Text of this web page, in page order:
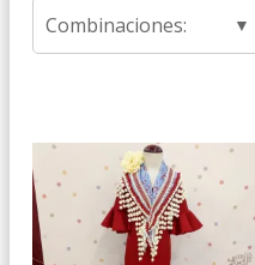
Combinaciones: